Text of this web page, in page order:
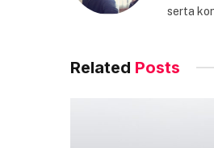
serta
Related Posts